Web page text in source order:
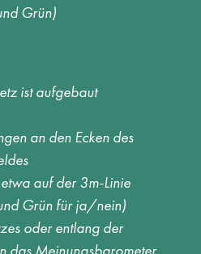
Grün)
ist aufgebaut
an den Ecken des
auf der 3m-Linie
Grün für ja/nein)
oder entlang der